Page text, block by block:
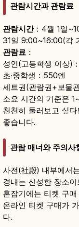
관람시간과 관람료
관람시간：4월 1일
31일 9:00~16:00(각
관람료 ：
성인(고등학생 이상)
초·중학생：550엔
세트권(관람권+보물
소요 시간의 기준은
천천히 둘러보고 싶
좋습니다.
관람 매너와 주의사
사전(社殿) 내부에서
경내는 신성한 장소
혼잡기에는 티켓 구
온라인 티켓 구매가
다.